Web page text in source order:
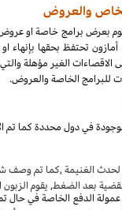
والعروض
بعرض برامج خاصة او
أمازون تحتفظ بحقها
الخاصة والعروض.
في دول محددة كما تم
لحدث الغنيمة ,كما تم وصف
بعد الضغط, يقوم
عمولة الدفع الخاصة في